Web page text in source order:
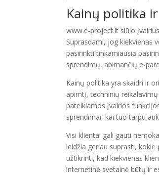
Kainų politika
www.e-project.lt siūlo
Suprasdami, jog kiekvienas
pasirinkti tinkamiausią
sprendimų, apimančių e-
Kainų politika yra skaidri ir
apimtį, techninių
pateikiamos įvairios
sprendimai, kai tuo tarpu
Visi klientai gali gauti
leidžia geriau suprasti,
užtikrinti, kad kiekvienas
internetinė svetainė būtų ir